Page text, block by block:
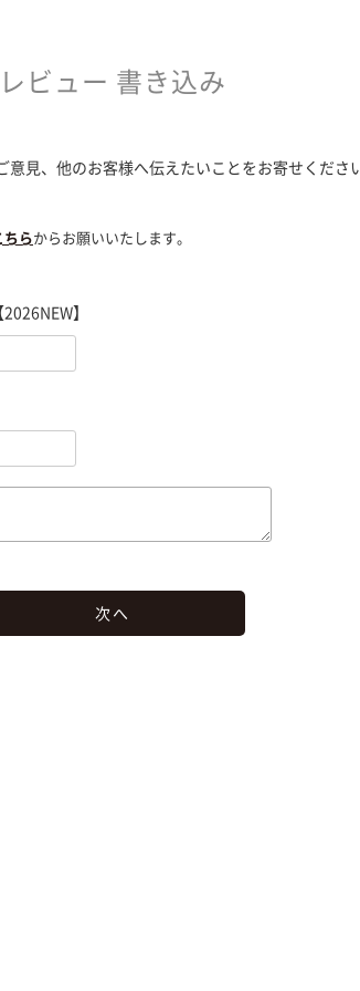
レビュー 書き込み
見、他のお客様へ伝えたいことをお寄せくださ
らからお願いいたします。
】